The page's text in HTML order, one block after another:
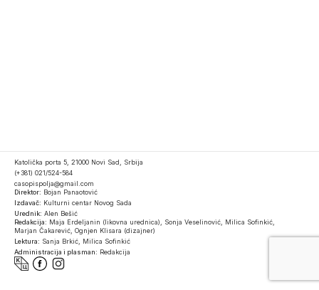
Katolička porta 5, 21000 Novi Sad, Srbija
(+381) 021/524-584
casopispolja@gmail.com
Direktor: Bojan Panaotović
Izdavač: Kulturni centar Novog Sada
Urednik: Alen Bešić
Redakcija: Maja Erdeljanin (likovna urednica), Sonja Veselinović, Milica Sofinkić,
Marjan Čakarević, Ognjen Klisara (dizajner)
Lektura: Sanja Brkić, Milica Sofinkić
Administracija i plasman: Redakcija